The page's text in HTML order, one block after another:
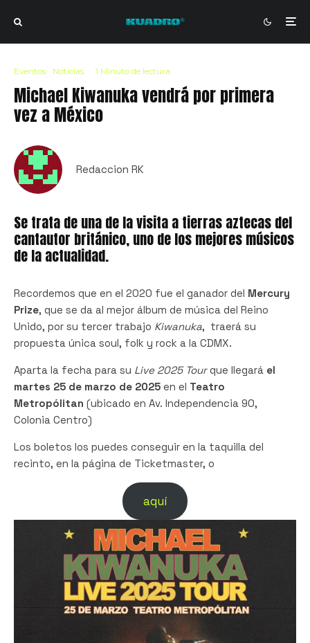
Eventos Noticias · 1 Minuto de lectura
Michael Kiwanuka vendrá por primera
vez a México
Redaccion RK
Se trata de una de la visita a tierras aztecas del
cantautor británico, uno de los mejores músicos
de la actualidad.
Recordemos que en el 2020 fue el ganador del Mercury
Prize, que se da al mejor álbum de música del Reino
Unido, por su tercer trabajo Kiwanuka, traerá su
propuesta única soul, folk y rock a la CDMX.
Aparta la fecha para su Live 2025 Tourque llegará el
martes 25 de marzo de 2025 en el Teatro
Metropólitan (ubicado en Av. Independencia 90,
Colonia Centro)
Los boletos los puedes conseguir en la taquilla del
recinto, en la página de Ticketmaster, o
aquí